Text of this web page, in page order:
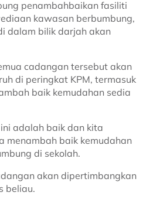
penambahbaikan fasiliti
kawasan berbumbung,
dalam bilik darjah akan
cadangan tersebut akan
di peringkat KPM, termasuk
baik kemudahan sedia
adalah baik dan kita
menambah baik kemudahan
di sekolah.
akan dipertimbangkan
beliau.